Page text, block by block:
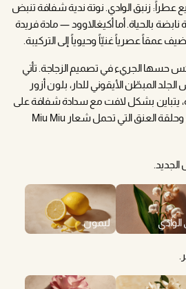
عطراً: زنبق الوادي. نوتة ندية شفافة تنبض
نابضة بالحياة. أما أكيغالاوود — مادة فريدة
عمقاً عصرياً غنيّاً وحيوياً إلى التركيبة.
حسها الجريء في تصميم الزجاجة. تأتي
المبطّن الأيقوني للدار، بلون أزور
يتباين بشكل لافت مع سدادة شفافة على
شكل ترتر بلون أحمر ياقوتي، وحلقة العنق التي تحمل شعار Miu Miu
الجديد.
الوادي ليمون